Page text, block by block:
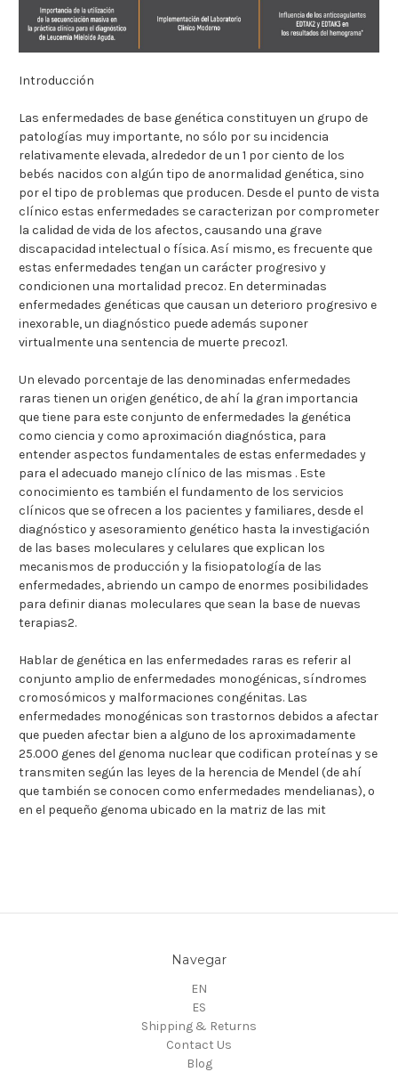
Introducción
Las enfermedades de base genética constituyen un grupo de
patologías muy importante, no sólo por su incidencia
relativamente elevada, alrededor de un 1 por ciento de los
bebés nacidos con algún tipo de anormalidad genética, sino
por el tipo de problemas que producen. Desde el punto de vista
clínico estas enfermedades se caracterizan por comprometer
la calidad de vida de los afectos, causando una grave
discapacidad intelectual o física. Así mismo, es frecuente que
estas enfermedades tengan un carácter progresivo y
condicionen una mortalidad precoz. En determinadas
enfermedades genéticas que causan un deterioro progresivo e
inexorable, un diagnóstico puede además suponer
virtualmente una sentencia de muerte precoz1.
Un elevado porcentaje de las denominadas enfermedades
raras tienen un origen genético, de ahí la gran importancia
que tiene para este conjunto de enfermedades la genética
como ciencia y como aproximación diagnóstica, para
entender aspectos fundamentales de estas enfermedades y
para el adecuado manejo clínico de las mismas . Este
conocimiento es también el fundamento de los servicios
clínicos que se ofrecen a los pacientes y familiares, desde el
diagnóstico y asesoramiento genético hasta la investigación
de las bases moleculares y celulares que explican los
mecanismos de producción y la fisiopatología de las
enfermedades, abriendo un campo de enormes posibilidades
para definir dianas moleculares que sean la base de nuevas
terapias2.
Hablar de genética en las enfermedades raras es referir al
conjunto amplio de enfermedades monogénicas, síndromes
cromosómicos y malformaciones congénitas. Las
enfermedades monogénicas son trastornos debidos a afectar
que pueden afectar bien a alguno de los aproximadamente
25.000 genes del genoma nuclear que codifican proteínas y se
transmiten según las leyes de la herencia de Mendel (de ahí
que también se conocen como enfermedades mendelianas), o
en el pequeño genoma ubicado en la matriz de las mit
Navegar
EN
ES
Shipping & Returns
Contact Us
Blog